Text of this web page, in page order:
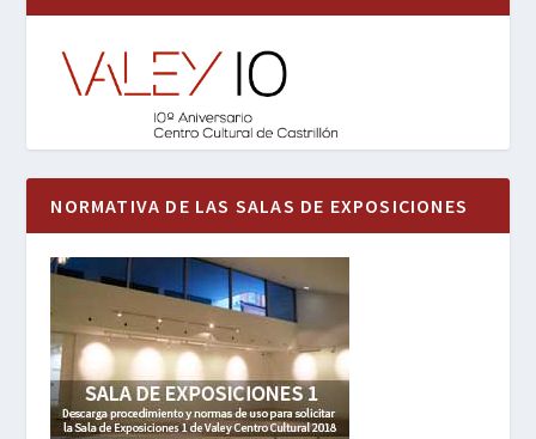
NORMATIVA DE LAS SALAS DE EXPOSICIONES